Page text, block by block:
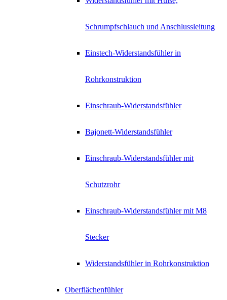
Schrumpfschlauch und Anschlussleitung
Einstech-Widerstandsfühler in
Rohrkonstruktion
Einschraub-Widerstandsfühler
Bajonett-Widerstandsfühler
Einschraub-Widerstandsfühler mit
Schutzrohr
Einschraub-Widerstandsfühler mit M8
Stecker
Widerstandsfühler in Rohrkonstruktion
Oberflächenfühler